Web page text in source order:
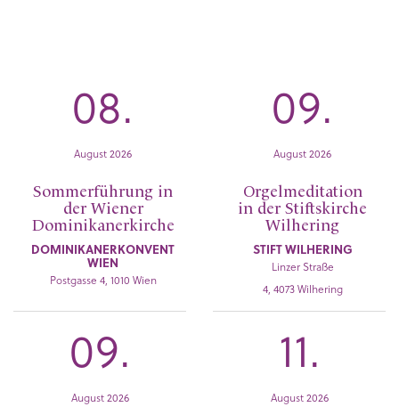
08.
August 2026
Sommerführung in
der Wiener
Dominikanerkirche
DOMINIKANERKONVENT
WIEN
Postgasse 4, 1010 Wien
09.
August 2026
Orgelmeditation
in der Stiftskirche
Wilhering
STIFT WILHERING
Linzer Straße
4, 4073 Wilhering
09.
August 2026
11.
August 2026